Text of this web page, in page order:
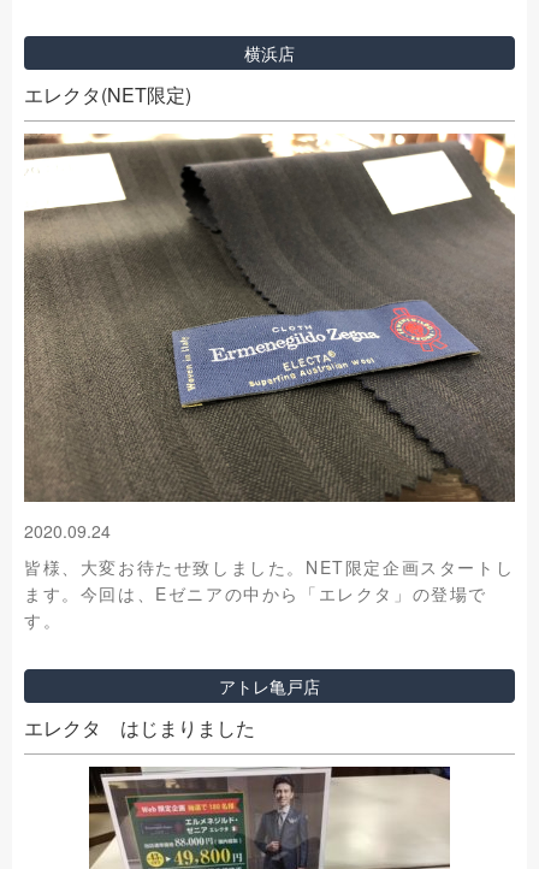
横浜店
エレクタ(NET限定)
2020.09.24
皆様、大変お待たせ致しました。NET限定企画スタートし
ます。今回は、Eゼニアの中から「エレクタ」の登場で
す。
アトレ亀戸店
エレクタ はじまりました